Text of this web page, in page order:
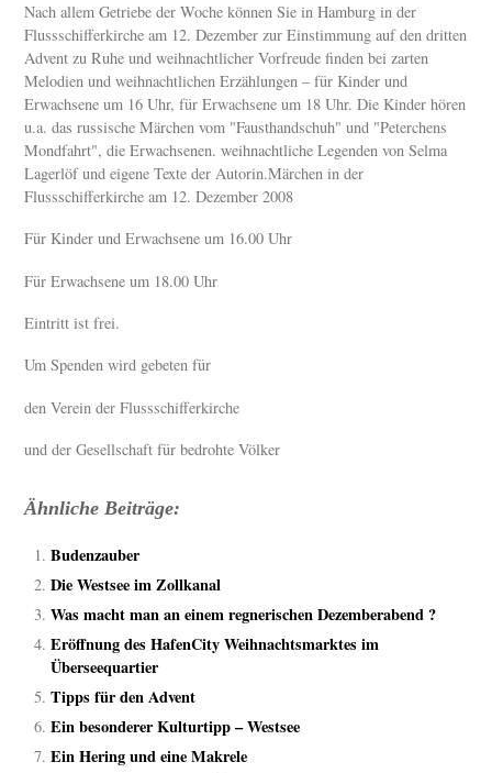
Nach allem Getriebe der Woche können Sie in Hamburg in der
Flussschifferkirche am 12. Dezember zur Einstimmung auf den dritten
Advent zu Ruhe und weihnachtlicher Vorfreude finden bei zarten
Melodien und weihnachtlichen Erzählungen – für Kinder und
Erwachsene um 16 Uhr, für Erwachsene um 18 Uhr. Die Kinder hören
u.a. das russische Märchen vom "Fausthandschuh" und "Peterchens
Mondfahrt", die Erwachsenen. weihnachtliche Legenden von Selma
Lagerlöf und eigene Texte der Autorin.Märchen in der
Flussschifferkirche am 12. Dezember 2008
Für Kinder und Erwachsene um 16.00 Uhr
Für Erwachsene um 18.00 Uhr
Eintritt ist frei.
Um Spenden wird gebeten für
den Verein der Flussschifferkirche
und der Gesellschaft für bedrohte Völker
Ähnliche Beiträge:
Budenzauber
Die Westsee im Zollkanal
Was macht man an einem regnerischen Dezemberabend ?
Eröffnung des HafenCity Weihnachtsmarktes im
Überseequartier
Tipps für den Advent
Ein besonderer Kulturtipp – Westsee
Ein Hering und eine Makrele